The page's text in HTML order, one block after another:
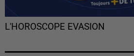
L'HOROSCOPE EVASION